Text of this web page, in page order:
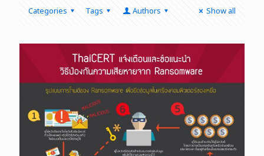
Categories Tags Authors Show all